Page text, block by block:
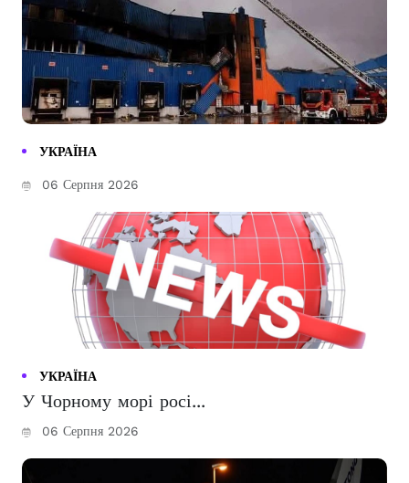
УКРАЇНА
06 Серпня 2026
УКРАЇНА
У Чорному морі росі...
06 Серпня 2026